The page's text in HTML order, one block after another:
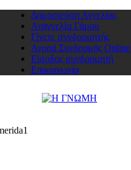
Δημοσιεύση Αγγελίας
Αναγγελία Γάμου
Γίνετε συνδρομητής
Αγορά Συνδρομής Online
Είσοδος συνδρομητή
Επικοινωνία